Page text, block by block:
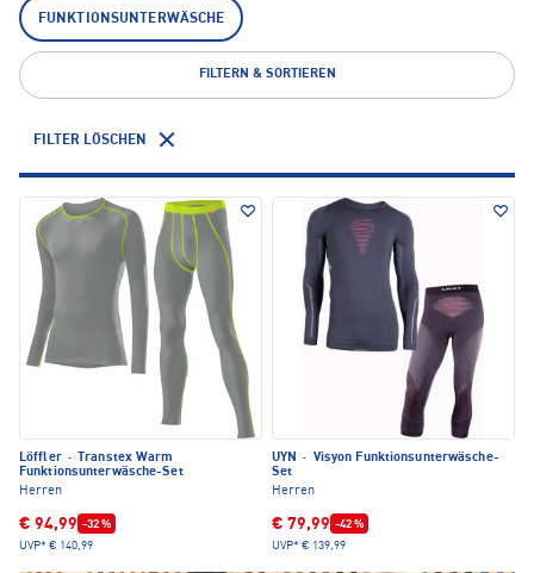
FUNKTIONSUNTERWÄSCHE
FILTERN & SORTIEREN
FILTER LÖSCHEN
Löffler ·
Transtex Warm
Funktionsunterwäsche-Set
Herren
€ 94,99 -32 %
UVP* € 140,99
UYN · Visyon Funktionsunterwäsche-
Set
Herren
€ 79,99 -42 %
UVP* € 139,99